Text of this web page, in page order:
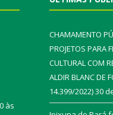
às
CHAMAMENTO
PROJETOS PARA
CULTURAL COM
ALDIR BLANC DE
14.399/2022)30